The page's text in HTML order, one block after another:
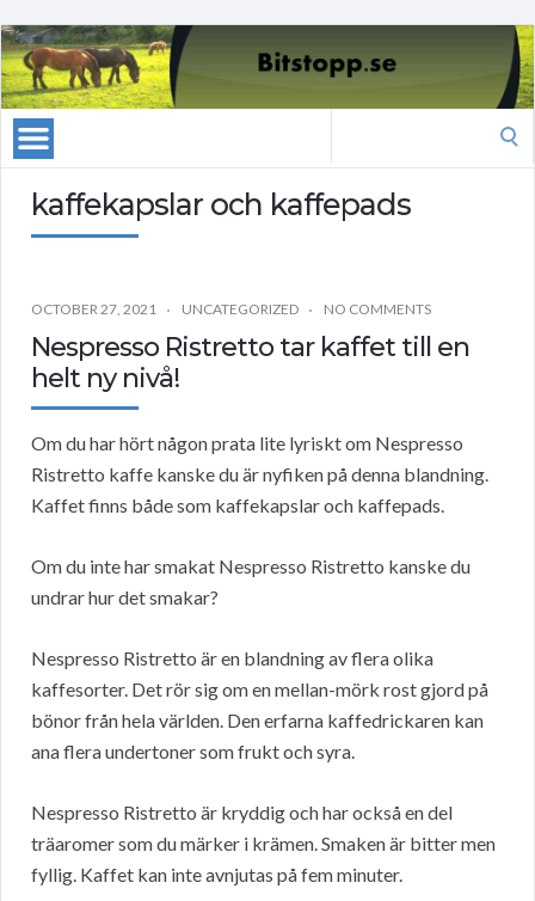
kaffekapslar och kaffepads
OCTOBER 27, 2021 UNCATEGORIZED NO COMMENTS
Nespresso Ristretto tar kaffet till en
helt ny nivå!
Om du har hört någon prata lite lyriskt om Nespresso
Ristretto kaffe kanske du är nyfiken på denna blandning.
Kaffet finns både som kaffekapslar och kaffepads.
Om du inte har smakat Nespresso Ristretto kanske du
undrar hur det smakar?
Nespresso Ristretto är en blandning av flera olika
kaffesorter. Det rör sig om en mellan-mörk rost gjord på
bönor från hela världen. Den erfarna kaffedrickaren kan
ana flera undertoner som frukt och syra.
Nespresso Ristretto är kryddig och har också en del
träaromer som du märker i krämen. Smaken är bitter men
fyllig. Kaffet kan inte avnjutas på fem minuter.